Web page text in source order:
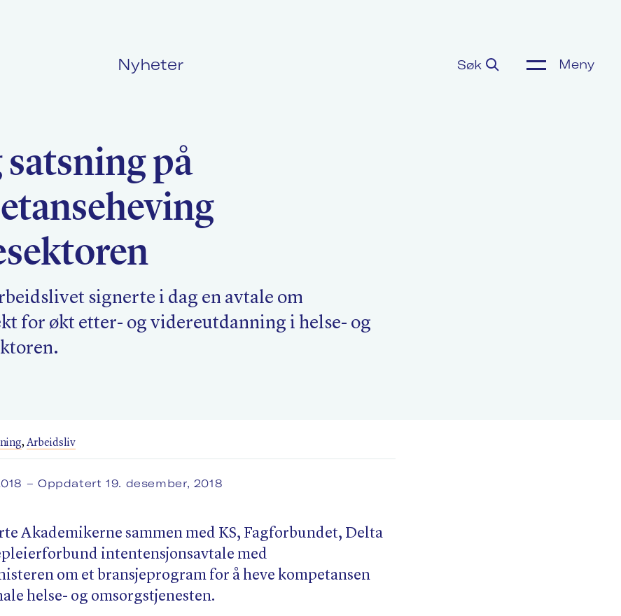
Nyheter Søk Meny
Kurs og konferanser
Nyheter
på
signerte i dag en avtale om
for økt etter- og videreutdanning i helse- og
, Arbeidsliv
– Oppdatert 19. desember, 2018
Akademikerne sammen med KS, Fagforbundet, Delta
intentensjonsavtale med
om et bransjeprogram for å heve kompetansen
helse- og omsorgstjenesten.